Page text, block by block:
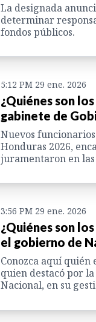
La designada
determinar
fondos públicos.
5:12 PM 29 ene. 2026
¿Quiénes son
gabinete de
Nuevos
Honduras 2026,
juramentaron en las
3:56 PM 29 ene. 2026
¿Quiénes son
el gobierno de
Conozca aquí quién
quien destacó por
Nacional, en su